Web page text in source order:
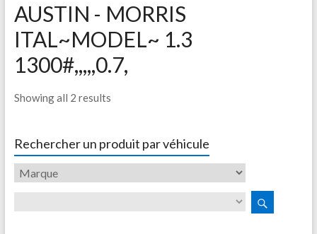
AUSTIN - MORRIS
ITAL~MODEL~ 1.3
1300#,,,,,0.7,
Showing all 2 results
Rechercher un produit par véhicule